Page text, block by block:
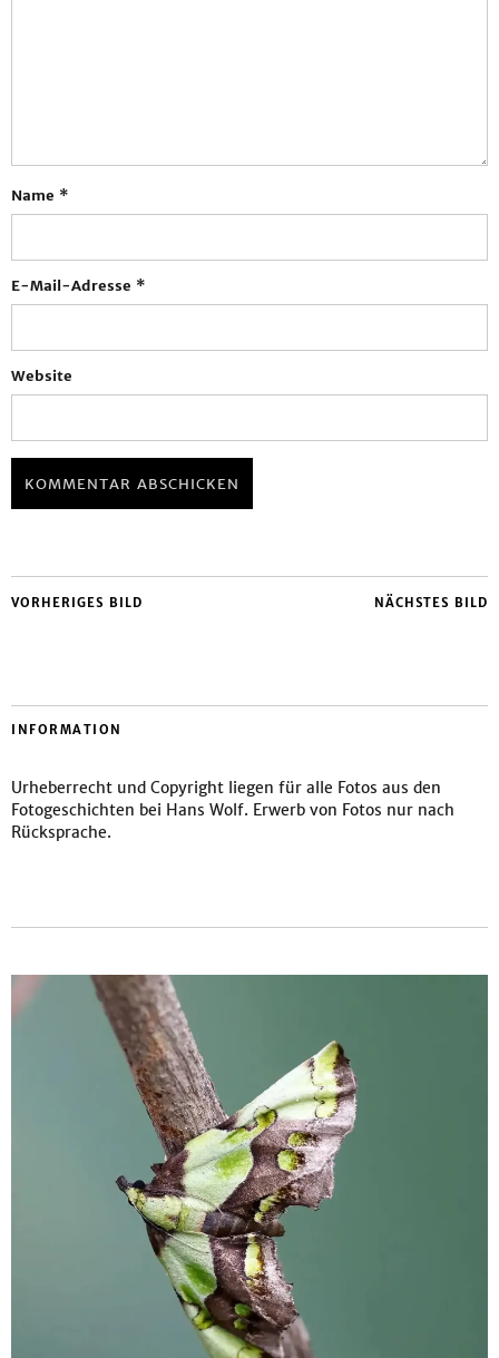
Name *
E-Mail-Adresse *
Website
NÄCHSTES BILD
VORHERIGES BILD
INFORMATION
Urheberrecht und Copyright liegen für alle Fotos aus den
Fotogeschichten bei Hans Wolf. Erwerb von Fotos nur nach
Rücksprache.